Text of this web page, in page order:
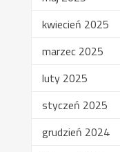
kwiecień 2025
marzec 2025
luty 2025
styczeń 2025
grudzień 2024